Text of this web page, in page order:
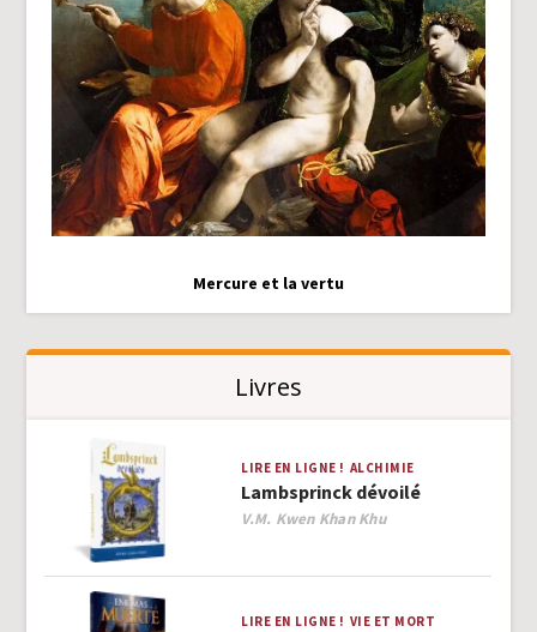
Mercure et la vertu
Livres
LIRE EN LIGNE ! ALCHIMIE
Lambsprinck dévoilé
Author
V.M. Kwen Khan Khu
LIRE EN LIGNE ! VIE ET MORT